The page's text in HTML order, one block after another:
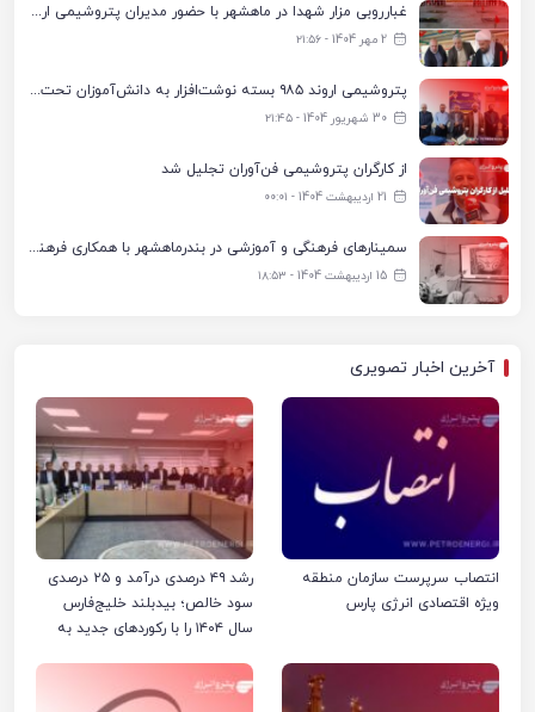
غبارروبی مزار شهدا در ماهشهر با حضور مدیران پتروشیمی اروند و مسئولان شهری
2 مهر 1404 - ۲۱:۵۶
پتروشیمی اروند ۹۸۵ بسته نوشت‌افزار به دانش‌آموزان تحت پوشش کمیته امداد بندرماهشهر اهدا کرد
30 شهریور 1404 - ۲۱:۴۵
از کارگران پتروشیمی فن‌آوران تجلیل شد
21 اردیبهشت 1404 - ۰۰:۰۱
سمینارهای فرهنگی و آموزشی در بندرماهشهر با همکاری فرهنگ‌سرای پتروشیمی مارون
15 اردیبهشت 1404 - ۱۸:۵۳
آخرین اخبار تصویری
انتصاب سرپرست سازمان منطقه
ویژه اقتصادی انرژی پارس
رشد ۴۹ درصدی درآمد و ۲۵ درصدی
سود خالص؛ بیدبلند خلیج‌فارس
سال ۱۴۰۴ را با رکوردهای جدید به